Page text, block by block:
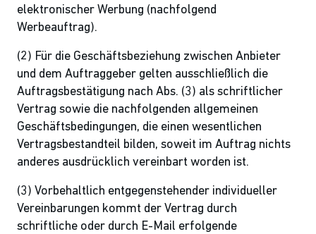
elektronischer Werbung (nachfolgend
Werbeauftrag).
(2) Für die Geschäftsbeziehung zwischen Anbieter
und dem Auftraggeber gelten ausschließlich die
Auftragsbestätigung nach Abs. (3) als schriftlicher
Vertrag sowie die nachfolgenden allgemeinen
Geschäftsbedingungen, die einen wesentlichen
Vertragsbestandteil bilden, soweit im Auftrag nichts
anderes ausdrücklich vereinbart worden ist.
(3) Vorbehaltlich entgegenstehender individueller
Vereinbarungen kommt der Vertrag durch
schriftliche oder durch E-Mail erfolgende